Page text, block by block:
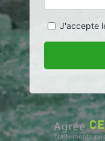
J'accepte